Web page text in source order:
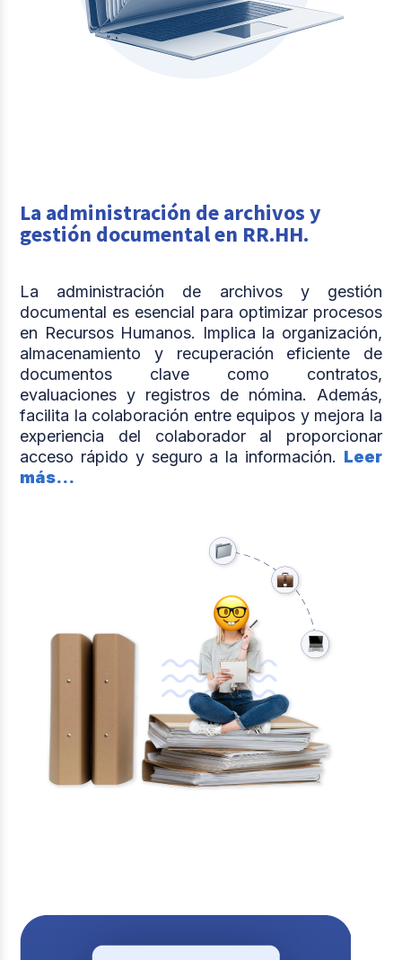
La administración de archivos y
gestión documental en RR.HH.
La administración de archivos y gestión
documental es esencial para optimizar procesos
en Recursos Humanos. Implica la organización,
almacenamiento y recuperación eficiente de
documentos clave como contratos,
evaluaciones y registros de nómina. Además,
facilita la colaboración entre equipos y mejora la
experiencia del colaborador al proporcionar
acceso rápido y seguro a la información. Leer
más...